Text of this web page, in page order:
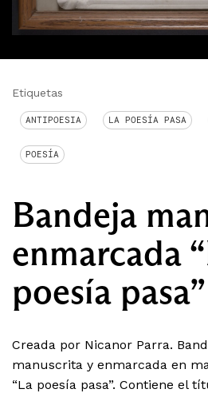
Etiquetas
ANTIPOESIA LA POESÍA PASA
POESÍA
Bandeja
enmarcada
poesía pasa”
Creada por Nicanor Parra.
manuscrita y enmarcada en
“La poesía pasa”. Contiene el